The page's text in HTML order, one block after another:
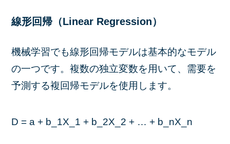
線形回帰（Linear Regression）
機械学習でも線形回帰モデルは基本的なモデル
の一つです。複数の独立変数を用いて、需要を
予測する複回帰モデルを使用します。
D = a + b_1X_1 + b_2X_2 + … + b_nX_n